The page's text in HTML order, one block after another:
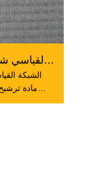
الهيكل القياسي شبكة من خمس طبقات متكلس
الشبكة
مادة